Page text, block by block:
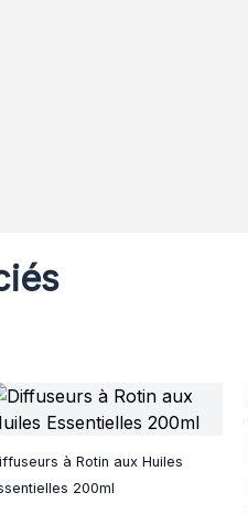
à Rotin aux Huiles
200ml